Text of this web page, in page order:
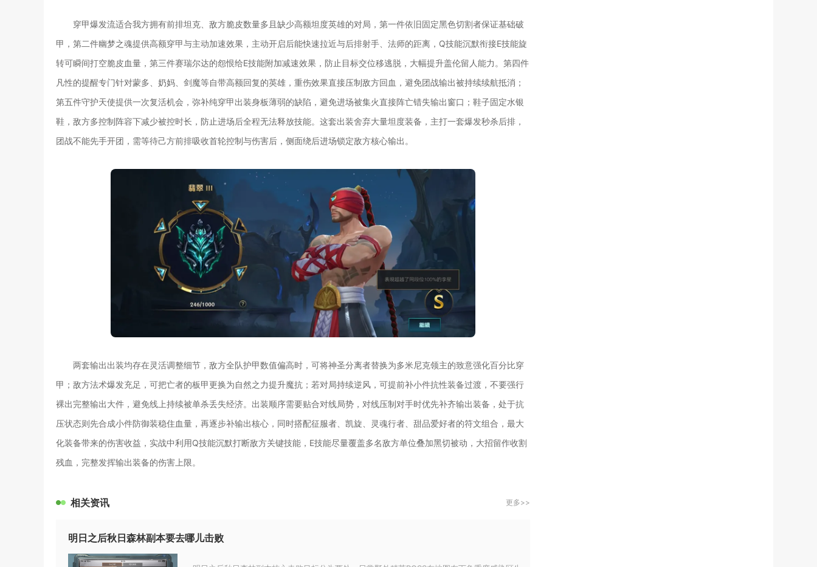
穿甲爆发流适合我方拥有前排坦克、敌方脆皮数量多且缺少高额坦度英雄的对局，第一件依旧固定黑色切割者保证基础破
甲，第二件幽梦之魂提供高额穿甲与主动加速效果，主动开启后能快速拉近与后排射手、法师的距离，Q技能沉默衔接E技能旋
转可瞬间打空脆皮血量，第三件赛瑞尔达的怨恨给E技能附加减速效果，防止目标交位移逃脱，大幅提升盖伦留人能力。第四件
凡性的提醒专门针对蒙多、奶妈、剑魔等自带高额回复的英雄，重伤效果直接压制敌方回血，避免团战输出被持续续航抵消；
第五件守护天使提供一次复活机会，弥补纯穿甲出装身板薄弱的缺陷，避免进场被集火直接阵亡错失输出窗口；鞋子固定水银
鞋，敌方多控制阵容下减少被控时长，防止进场后全程无法释放技能。这套出装舍弃大量坦度装备，主打一套爆发秒杀后排，
团战不能先手开团，需等待己方前排吸收首轮控制与伤害后，侧面绕后进场锁定敌方核心输出。
两套输出出装均存在灵活调整细节，敌方全队护甲数值偏高时，可将神圣分离者替换为多米尼克领主的致意强化百分比穿
甲；敌方法术爆发充足，可把亡者的板甲更换为自然之力提升魔抗；若对局持续逆风，可提前补小件抗性装备过渡，不要强行
裸出完整输出大件，避免线上持续被单杀丢失经济。出装顺序需要贴合对线局势，对线压制对手时优先补齐输出装备，处于抗
压状态则先合成小件防御装稳住血量，再逐步补输出核心，同时搭配征服者、凯旋、灵魂行者、甜品爱好者的符文组合，最大
化装备带来的伤害收益，实战中利用Q技能沉默打断敌方关键技能，E技能尽量覆盖多名敌方单位叠加黑切被动，大招留作收割
残血，完整发挥输出装备的伤害上限。
相关资讯 更多>>
明日之后秋日森林副本要去哪儿击败